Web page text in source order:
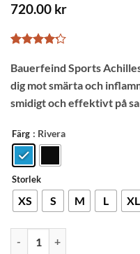
720.00 kr
4.22av 5
kundrecensioner
Bauerfeind Sports
dig mot smärta och
smidigt och effektivt på
Färg : Rivera
Storlek
XS S M L XL